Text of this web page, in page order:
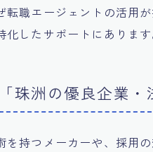
転職エージェントの活用
したサポートにあります
珠洲の優良企業
を持つメーカーや、採用